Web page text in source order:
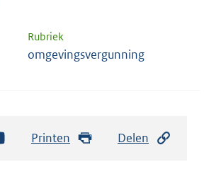
Rubriek
omgevingsvergunning
Printen Delen